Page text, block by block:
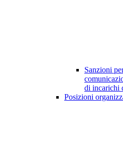
Sanzioni
di incarichi
Posizioni